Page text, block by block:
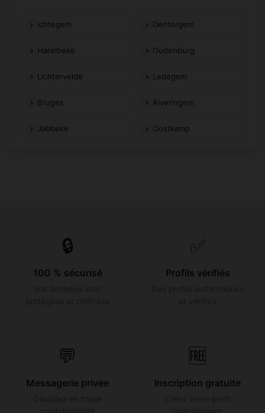
Ichtegem Dentergem
Harelbeke Oudenburg
Lichtervelde Ledegem
Bruges Alveringem
Jabbeke Oostkamp
🔒
100 % sécurisé
✅
Profils vérifiés
💬
Messagerie privée
🆓
Inscription gratuite